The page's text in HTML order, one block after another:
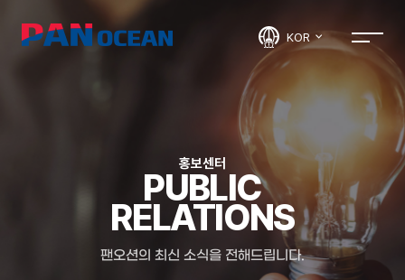
KOR
홍보센터
PUBLIC
RELATIONS
팬오션의 최신 소식을 전해드립니다.